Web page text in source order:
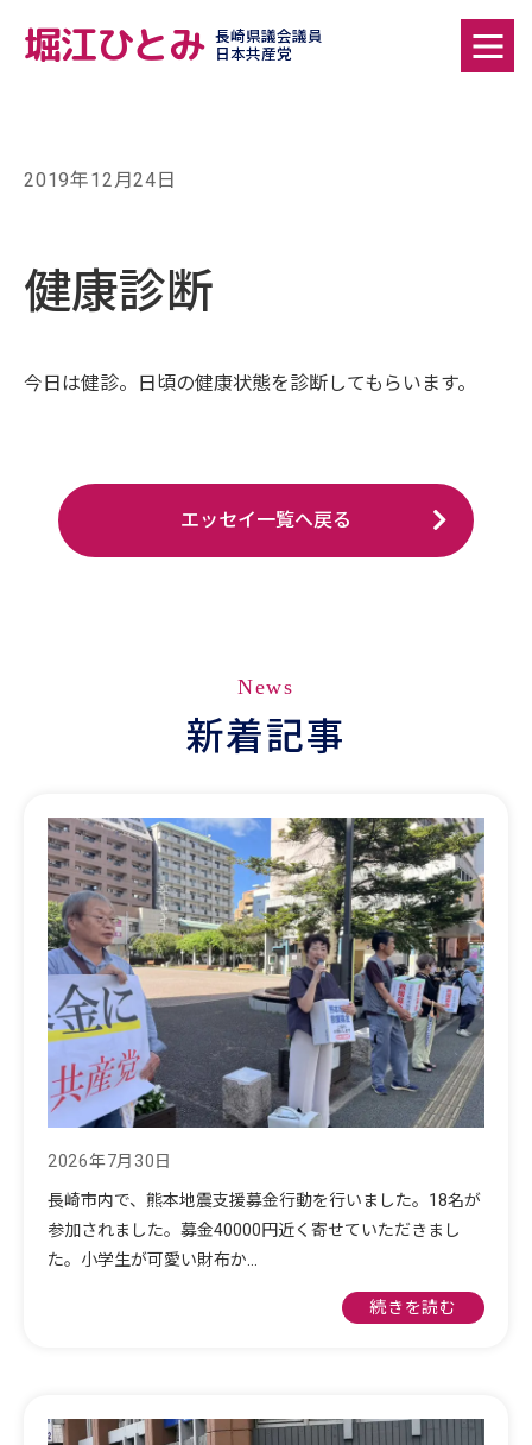
堀江ひとみ
長崎県議会議員
日本共産党
2019年12月24日
健康診断
今日は健診。日頃の健康状態を診断してもらいます。
エッセイ一覧へ戻る
News
新着記事
2026年7月30日
長崎市内で、熊本地震支援募金行動を行いました。18名が
参加されました。募金40000円近く寄せていただきまし
た。小学生が可愛い財布か…
続きを読む